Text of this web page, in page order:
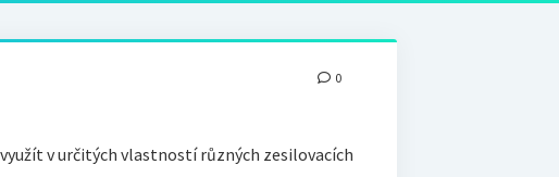
0
v určitých vlastností různých zesilovacích